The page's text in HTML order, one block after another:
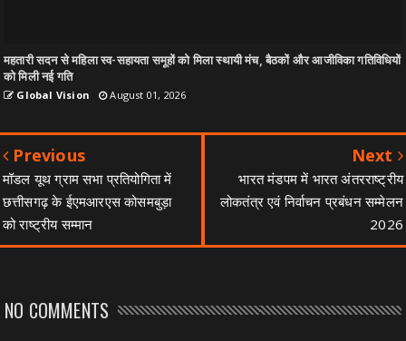
महतारी सदन से महिला स्व-सहायता समूहों को मिला स्थायी मंच, बैठकों और आजीविका गतिविधियों
को मिली नई गति
Global Vision August 01, 2026
Previous
मॉडल यूथ ग्राम सभा प्रतियोगिता में
छत्तीसगढ़ के ईएमआरएस कोसमबुड़ा
को राष्ट्रीय सम्मान
Next
भारत मंडपम में भारत अंतरराष्ट्रीय
लोकतंत्र एवं निर्वाचन प्रबंधन सम्मेलन
2026
NO COMMENTS